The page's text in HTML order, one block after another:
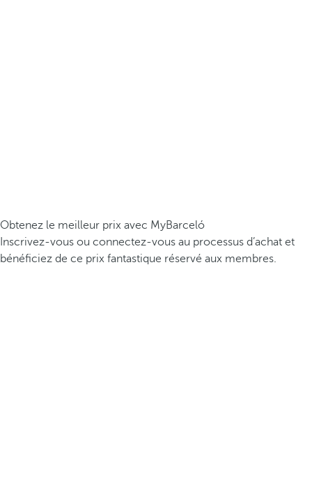
Obtenez le meilleur prix avec MyBarceló
Inscrivez-vous ou connectez-vous au processus d’achat et
bénéficiez de ce prix fantastique réservé aux membres.